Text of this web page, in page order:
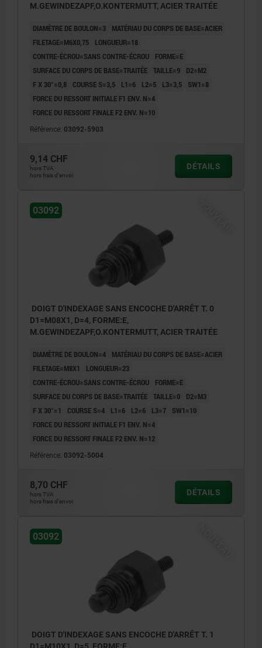
Forme E:avec embout fileté, sans contre-
Forme F:avec embout fileté, avec contre-
écrou
M.GEWINDEZAPF,O.KONTERMUTT, ACIER TRAITÉE
DIAMÈTRE DE BOULON=3
MATÉRIAU DU CORPS DE BASE=ACIER
FILETAGE=M6X0,75
LONGUEUR=18
CONTRE-ÉCROU=SANS CONTRE-ÉCROU
FORME=E
SURFACE DU CORPS DE BASE=TRAITÉE TAILLE=9
D2=M2
F X 30°=0,8
COURSE S=3,5 L1=6 L2=5 L3=3,5
SW1=8
FORCE DU RESSORT INITIALE F1 ENV. N=4
FORCE DU RESSORT FINALE F2 ENV. N=10
Référence: 03092-5903
9,14 CHF
hors TVA
hors frais d’envoi
DÉTAILS
03092
DOIGT D'INDEXAGE SANS ENCOCHE D'ARRÊT T. 0
D1=M08X1, D=4, FORME:E,
M.GEWINDEZAPF,O.KONTERMUTT, ACIER TRAITÉE
DIAMÈTRE DE BOULON=4
MATÉRIAU DU CORPS DE BASE=ACIER
FILETAGE=M8X1
LONGUEUR=23
CONTRE-ÉCROU=SANS CONTRE-ÉCROU
FORME=E
SURFACE DU CORPS DE BASE=TRAITÉE TAILLE=0
D2=M3
F X 30°=1
COURSE S=4 L1=6 L2=6 L3=7
SW1=10
FORCE DU RESSORT INITIALE F1 ENV. N=4
FORCE DU RESSORT FINALE F2 ENV. N=12
Référence: 03092-5004
8,70 CHF
hors TVA
hors frais d’envoi
DÉTAILS
03092
DOIGT D'INDEXAGE SANS ENCOCHE D'ARRÊT T. 1